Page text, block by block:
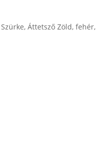
,Áttetsző Zöld,fehér,